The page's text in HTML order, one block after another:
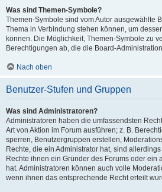
Was sind Themen-Symbole?
Themen-Symbole sind vom Autor ausgewählte
Thema in Verbindung stehen können, um
können. Die Möglichkeit, Themen-Symbole zu
Berechtigungen ab, die die Board-
Nach oben
Benutzer-Stufen und Gruppen
Was sind Administratoren?
Administratoren haben die umfassendsten
Art von Aktion im Forum ausführen; z. B.
sperren, Benutzergruppen erstellen,
Rechte, die ein Administrator hat, sind
Rechte ihnen ein Gründer des Forums oder ein
hat. Administratoren können auch volle
wenn ihnen das entsprechende Recht erteilt